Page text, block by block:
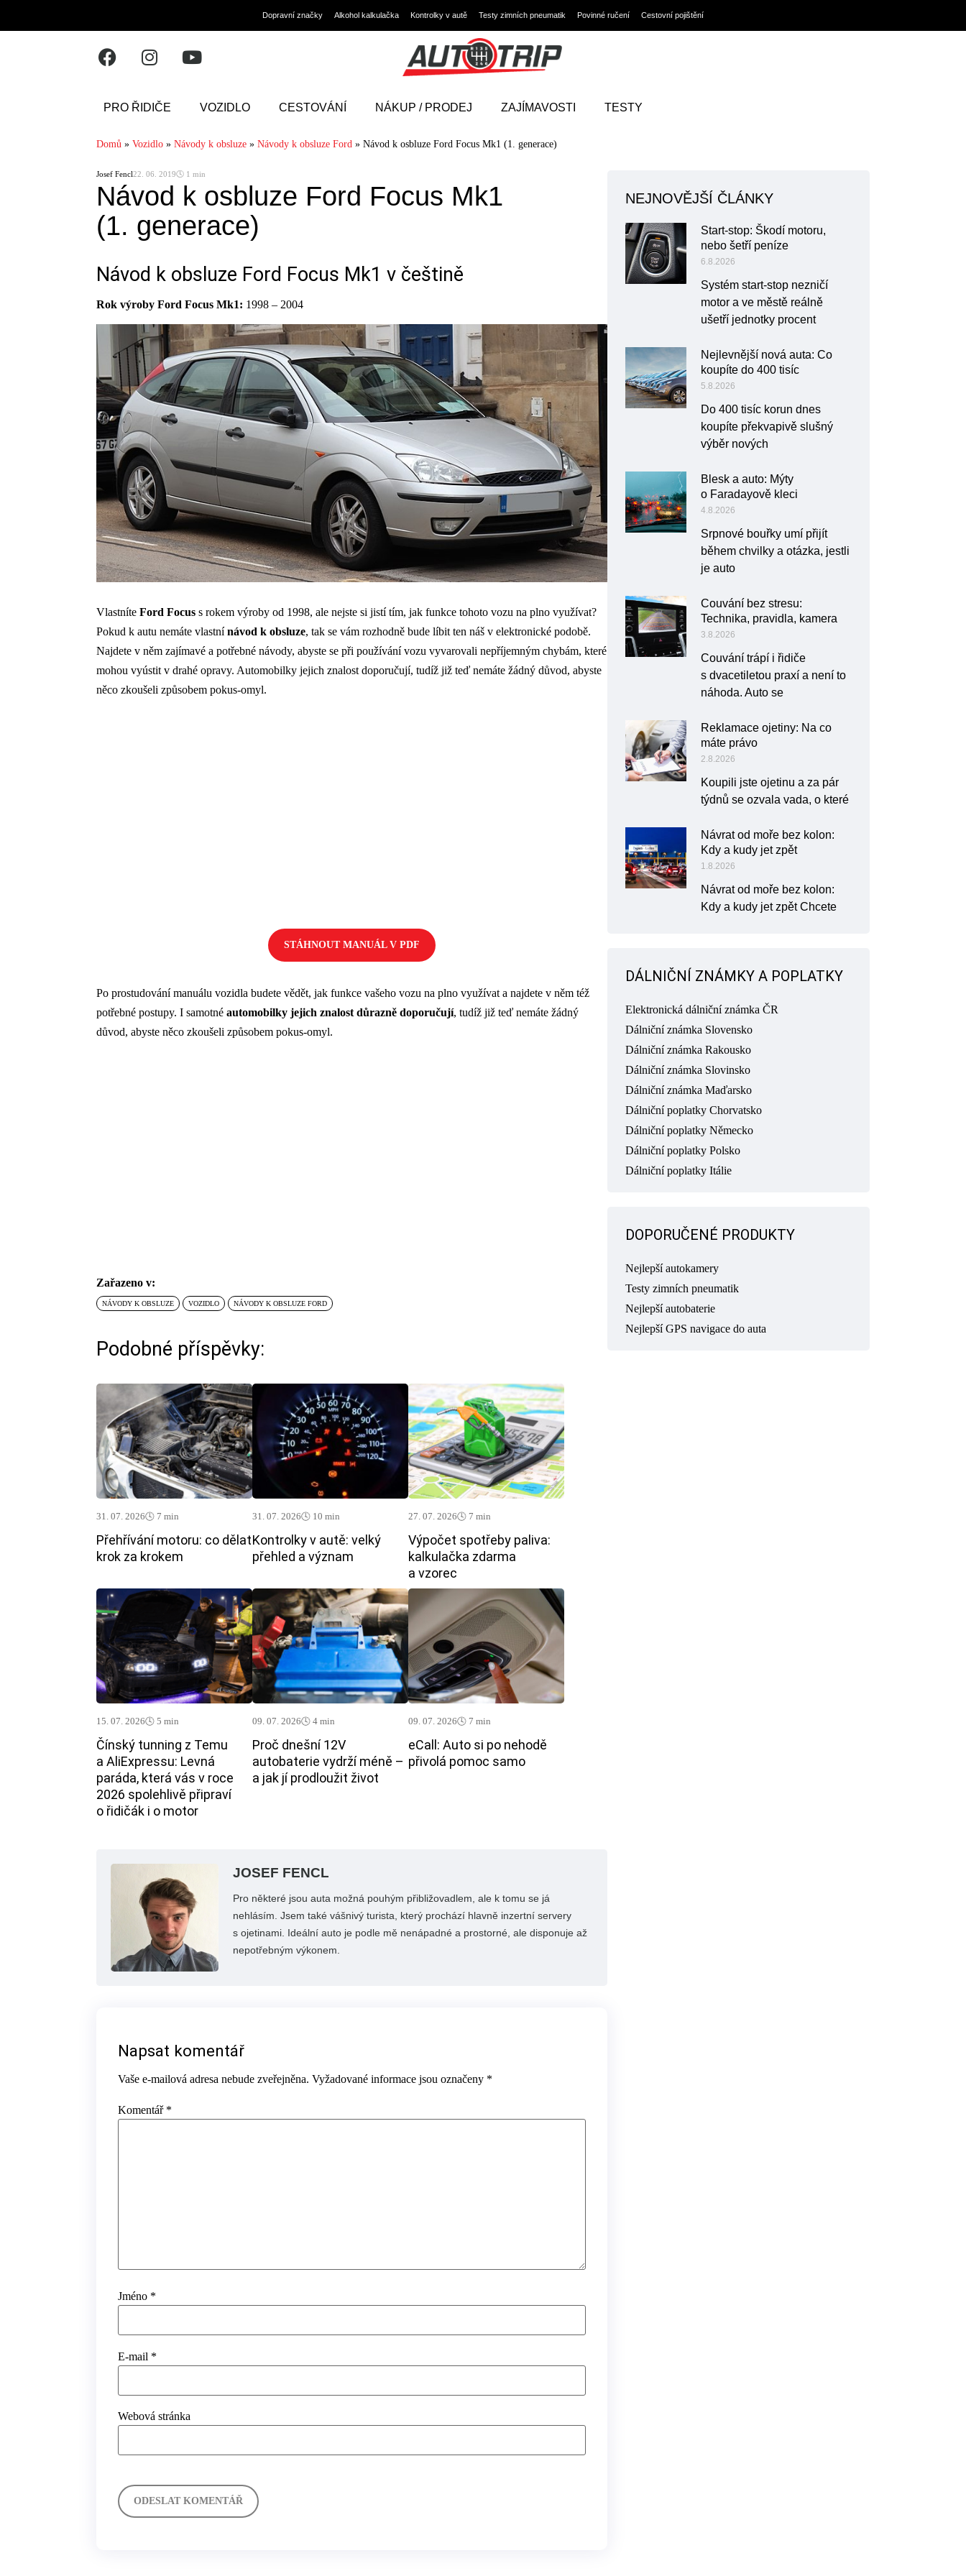
Dopravní značky Alkohol kalkulačka Kontrolky v autě Testy zimních pneumatik Povinné ručení Cestovní pojištění
PRO ŘIDIČE VOZIDLO CESTOVÁNÍ NÁKUP / PRODEJ ZAJÍMAVOSTI TESTY
Domů » Vozidlo » Návody k obsluze » Návody k obsluze Ford » Návod k osbluze Ford Focus Mk1 (1. generace)
Josef Fencl22. 06. 2019🕓 1 min
Návod k osbluze Ford Focus Mk1
(1. generace)
Návod k obsluze Ford Focus Mk1 v češtině
Rok výroby Ford Focus Mk1: 1998 – 2004
Vlastníte Ford Focus s rokem výroby od 1998, ale nejste si jistí tím, jak funkce tohoto vozu na plno využívat?
Pokud k autu nemáte vlastnínávod k obsluze, tak se vám rozhodně bude líbit ten náš v elektronické podobě.
Najdete v něm zajímavé a potřebné návody, abyste se při používání vozu vyvarovali nepříjemným chybám, které
mohou vyústit v drahé opravy. Automobilky jejich znalost doporučují, tudíž již teď nemáte žádný důvod, abyste
něco zkoušeli způsobem pokus-omyl.
STÁHNOUT MANUÁL V PDF
Po prostudování manuálu vozidla budete vědět, jak funkce vašeho vozu na plno využívat a najdete v něm též
potřebné postupy. I samotné automobilky jejich znalost důrazně doporučují, tudíž již teď nemáte žádný
důvod, abyste něco zkoušeli způsobem pokus-omyl.
Zařazeno v:
NÁVODY K OBSLUZE VOZIDLO NÁVODY K OBSLUZE FORD
Podobné příspěvky:
31. 07. 2026🕓 7 min
Přehřívání motoru: co dělat
krok za krokem
31. 07. 2026🕓 10 min
Kontrolky v autě: velký
přehled a význam
27. 07. 2026🕓 7 min
Výpočet spotřeby paliva:
kalkulačka zdarma
a vzorec
15. 07. 2026🕓 5 min
Čínský tunning z Temu
a AliExpressu: Levná
paráda, která vás v roce
2026 spolehlivě připraví
o řidičák i o motor
09. 07. 2026🕓 4 min
Proč dnešní 12V
autobaterie vydrží méně –
a jak jí prodloužit život
09. 07. 2026🕓 7 min
eCall: Auto si po nehodě
přivolá pomoc samo
JOSEF FENCL
Pro některé jsou auta možná pouhým přibližovadlem, ale k tomu se já
nehlásím. Jsem také vášnivý turista, který prochází hlavně inzertní servery
s ojetinami. Ideální auto je podle mě nenápadné a prostorné, ale disponuje až
nepotřebným výkonem.
Napsat komentář
Vaše e-mailová adresa nebude zveřejněna. Vyžadované informace jsou označeny *
Komentář *
Jméno *
E-mail *
Webová stránka
NEJNOVĚJŠÍ ČLÁNKY
Start-stop: Škodí motoru,
nebo šetří peníze
6.8.2026
Systém start-stop nezničí
motor a ve městě reálně
ušetří jednotky procent
Nejlevnější nová auta: Co
koupíte do 400 tisíc
5.8.2026
Do 400 tisíc korun dnes
koupíte překvapivě slušný
výběr nových
Blesk a auto: Mýty
o Faradayově kleci
4.8.2026
Srpnové bouřky umí přijít
během chvilky a otázka, jestli
je auto
Couvání bez stresu:
Technika, pravidla, kamera
3.8.2026
Couvání trápí i řidiče
s dvacetiletou praxí a není to
náhoda. Auto se
Reklamace ojetiny: Na co
máte právo
2.8.2026
Koupili jste ojetinu a za pár
týdnů se ozvala vada, o které
Návrat od moře bez kolon:
Kdy a kudy jet zpět
1.8.2026
Návrat od moře bez kolon:
Kdy a kudy jet zpět Chcete
DÁLNIČNÍ ZNÁMKY A POPLATKY
Elektronická dálniční známka ČR
Dálniční známka Slovensko
Dálniční známka Rakousko
Dálniční známka Slovinsko
Dálniční známka Maďarsko
Dálniční poplatky Chorvatsko
Dálniční poplatky Německo
Dálniční poplatky Polsko
Dálniční poplatky Itálie
DOPORUČENÉ PRODUKTY
Nejlepší autokamery
Testy zimních pneumatik
Nejlepší autobaterie
Nejlepší GPS navigace do auta